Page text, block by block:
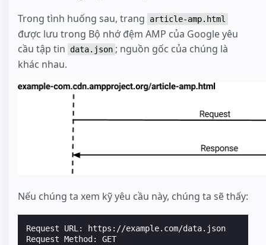
Trong tình huống sau, trang article-amp.html
được lưu trong Bộ nhớ đệm AMP của Google yêu
cầu tập tin
data.json ; nguồn gốc của chúng là
khác nhau.
Nếu chúng ta xem kỹ yêu cầu này, chúng ta sẽ thấy:
Request URL: https://example.com/data.json
Request Method: GET